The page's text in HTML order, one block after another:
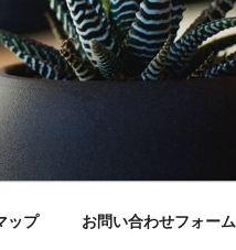
ップ お問い合わせフォーム